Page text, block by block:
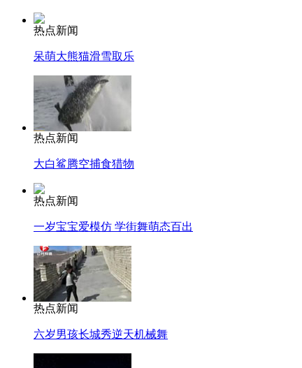
热点新闻
呆萌大熊猫滑雪取乐
热点新闻
大白鲨腾空捕食猎物
热点新闻
一岁宝宝爱模仿 学街舞萌态百出
热点新闻
六岁男孩长城秀逆天机械舞